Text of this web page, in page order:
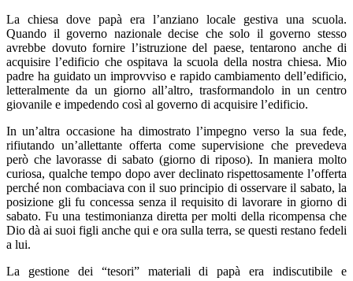
La chiesa dove papà era l’anziano locale gestiva una scuola.
Quando il governo nazionale decise che solo il governo stesso
avrebbe dovuto fornire l’istruzione del paese, tentarono anche di
acquisire l’edificio che ospitava la scuola della nostra chiesa. Mio
padre ha guidato un improvviso e rapido cambiamento dell’edificio,
letteralmente da un giorno all’altro, trasformandolo in un centro
giovanile e impedendo così al governo di acquisire l’edificio.
In un’altra occasione ha dimostrato l’impegno verso la sua fede,
rifiutando un’allettante offerta come supervisione che prevedeva
però che lavorasse di sabato (giorno di riposo). In maniera molto
curiosa, qualche tempo dopo aver declinato rispettosamente l’offerta
perché non combaciava con il suo principio di osservare il sabato, la
posizione gli fu concessa senza il requisito di lavorare in giorno di
sabato. Fu una testimonianza diretta per molti della ricompensa che
Dio dà ai suoi figli anche qui e ora sulla terra, se questi restano fedeli
a lui.
La gestione dei “tesori” materiali di papà era indiscutibile e